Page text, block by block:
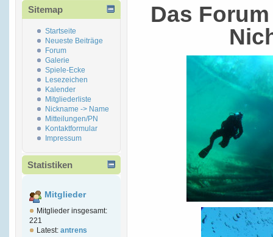
Sitemap
Startseite
Neueste Beiträge
Forum
Galerie
Spiele-Ecke
Lesezeichen
Kalender
Mitgliederliste
Nickname -> Name
Mitteilungen/PN
Kontaktformular
Impressum
Statistiken
Mitglieder
Mitglieder insgesamt:
221
Latest: antrens
Das